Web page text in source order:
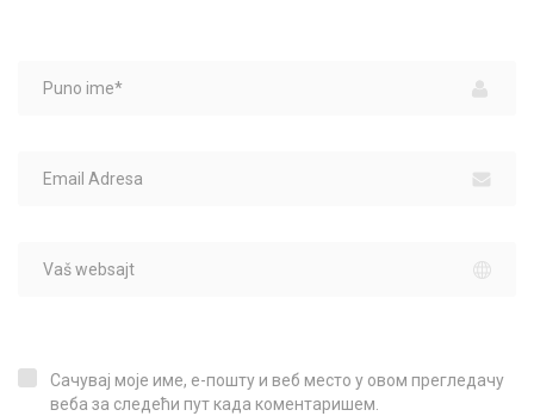
Сачувај моје име, е-пошту и веб место у овом прегледачу веба за следећи пут када коментаришем.
Сачувај моје име, е-пошту и веб место у овом прегледачу
веба за следећи пут када коментаришем.